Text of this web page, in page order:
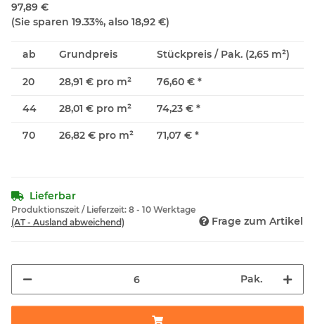
97,89 €
(Sie sparen 19.33%, also 18,92 €)
ab Grundpreis Stückpreis / Pak. (2,65 m²)
20 28,91 € pro m² 76,60 € *
44 28,01 € pro m² 74,23 € *
70 26,82 € pro m² 71,07 € *
Lieferbar
Produktionszeit / Lieferzeit: 8 - 10 Werktage
(AT - Ausland abweichend)
Frage zum Artikel
Pak.